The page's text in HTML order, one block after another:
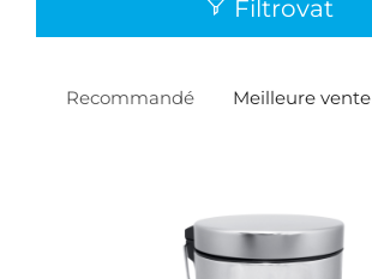
Filtrovat
Recommandé Meilleure vente